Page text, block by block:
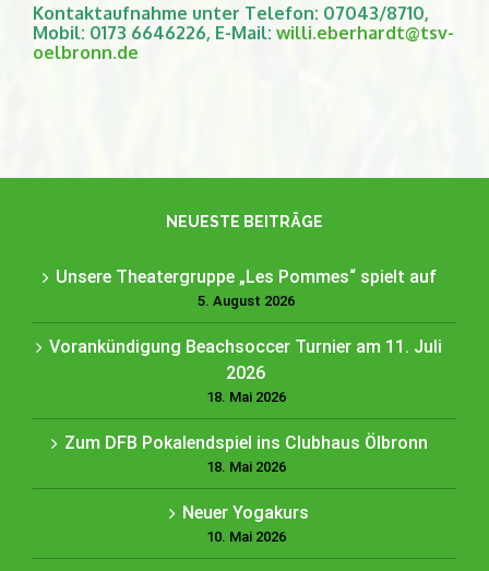
Kontaktaufnahme unter Telefon: 07043/8710,
Mobil: 0173 6646226, E-Mail: willi.eberhardt@tsv-
oelbronn.de
NEUESTE BEITRÄGE
Unsere Theatergruppe „Les Pommes“ spielt auf
5. August 2026
Vorankündigung Beachsoccer Turnier am 11. Juli
2026
18. Mai 2026
Zum DFB Pokalendspiel ins Clubhaus Ölbronn
18. Mai 2026
Neuer Yogakurs
10. Mai 2026